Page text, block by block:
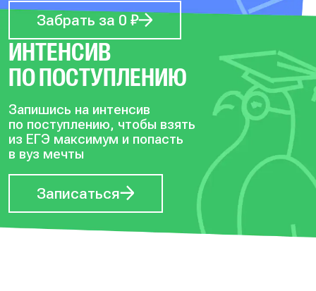
Забрать за 0 ₽
ИНТЕНСИВ
ПО ПОСТУПЛЕНИЮ
Запишись на интенсив
по поступлению, чтобы взять
из ЕГЭ максимум и попасть
в вуз мечты
Записаться